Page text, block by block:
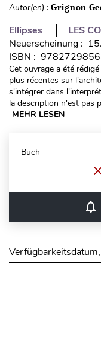
Autor(en) : Grignon
Ellipses
LES
Neuerscheinung :
ISBN :
Cet ouvrage a été
plus récentes sur
s'intégrer dans
la description n'est pas
MEHR LESEN
Buch
notifications_none
Verfügbarkeitsdatum,